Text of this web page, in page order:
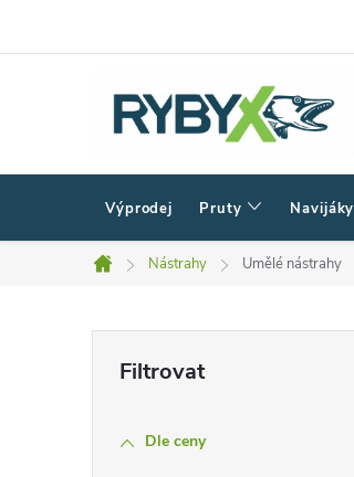
Výprodej Pruty Navijáky
Domů
Nástrahy Umělé nástrahy
Dle ceny